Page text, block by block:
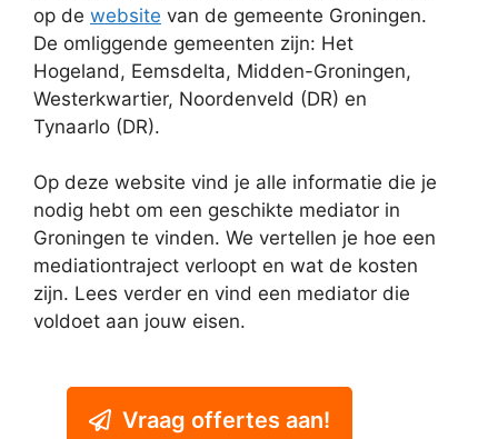
op de website van de gemeente Groningen.
De omliggende gemeenten zijn: Het
Hogeland, Eemsdelta, Midden-Groningen,
Westerkwartier, Noordenveld (DR) en
Tynaarlo (DR).
Op deze website vind je alle informatie die je
nodig hebt om een geschikte mediator in
Groningen te vinden. We vertellen je hoe een
mediationtraject verloopt en wat de kosten
zijn. Lees verder en vind een mediator die
voldoet aan jouw eisen.
Vraag offertes aan!